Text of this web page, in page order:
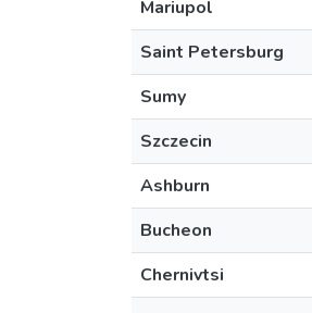
Mariupol
Saint Petersburg
Sumy
Szczecin
Ashburn
Bucheon
Chernivtsi